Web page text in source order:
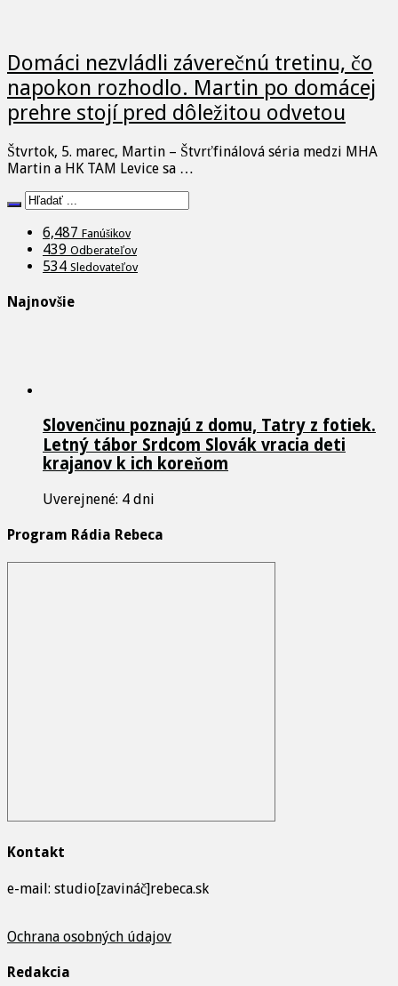
Domáci nezvládli záverečnú tretinu, čo
napokon rozhodlo. Martin po domácej
prehre stojí pred dôležitou odvetou
Štvrtok, 5. marec, Martin – Štvrťfinálová séria medzi MHA
Martin a HK TAM Levice sa …
6,487 Fanúšikov
439 Odberateľov
534 Sledovateľov
Najnovšie
Slovenčinu poznajú z domu, Tatry z fotiek.
Letný tábor Srdcom Slovák vracia deti
krajanov k ich koreňom
Uverejnené: 4 dni
Program Rádia Rebeca
Kontakt
e-mail: studio[zavináč]rebeca.sk
Ochrana osobných údajov
Redakcia